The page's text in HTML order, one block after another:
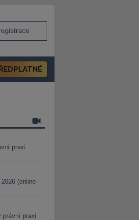
praxi
(online -
právní praxi